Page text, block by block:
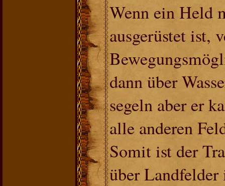
Wenn ein Held
ausgerüstet ist,
dann über
segeln aber er
alle anderen
Somit ist der
über